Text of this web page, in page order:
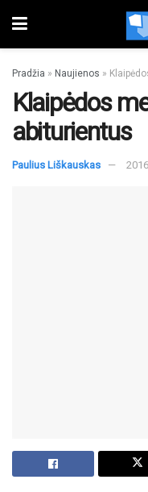
Pradžia » Naujienos »
Klaipėdos
abiturientus
Paulius Liškauskas